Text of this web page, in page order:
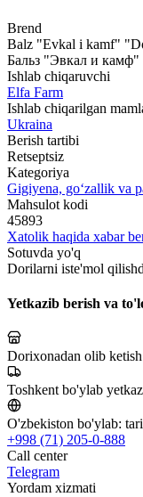
Brend
Balz "Evkal i kamf"
Бальз "Эвкал и
Ishlab chiqaruvchi
Elfa Farm
Ishlab chiqarilgan
Ukraina
Berish tartibi
Retseptsiz
Kategoriya
Gigiyena, go‘zallik va
Mahsulot kodi
45893
Xatolik haqida xabar
Sotuvda yo'q
Dorilarni iste'mol
Yetkazib berish va
Dorixonadan olib
Toshkent bo'ylab
O'zbekiston bo'ylab:
+998 (71) 205-0-888
Call center
Telegram
Yordam xizmati